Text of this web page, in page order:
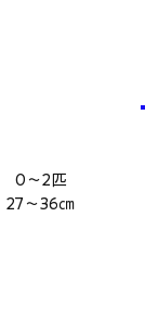
0～2匹
27～36㎝